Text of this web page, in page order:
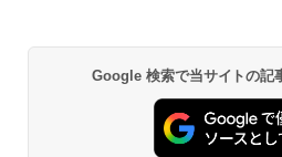
Google 検索で当サイトの記